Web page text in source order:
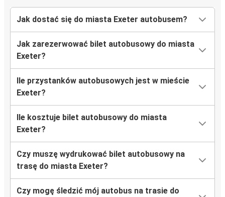
Jak dostać się do miasta Exeter autobusem?
Jak zarezerwować bilet autobusowy do miasta
Exeter?
Ile przystanków autobusowych jest w mieście
Exeter?
Ile kosztuje bilet autobusowy do miasta
Exeter?
Czy muszę wydrukować bilet autobusowy na
trasę do miasta Exeter?
Czy mogę śledzić mój autobus na trasie do